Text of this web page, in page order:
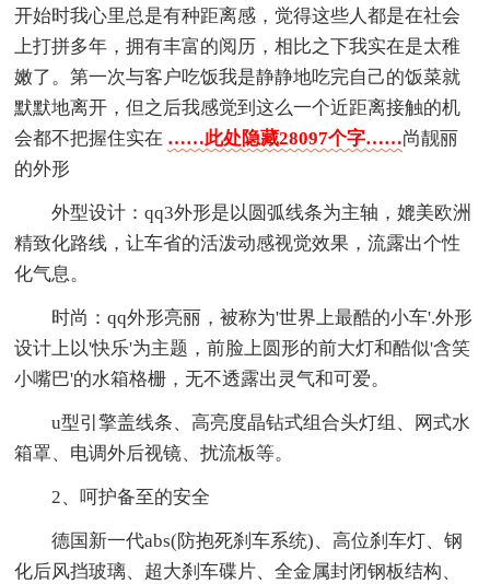
开始时我心里总是有种距离感，觉得这些人都是在社会
上打拼多年，拥有丰富的阅历，相比之下我实在是太稚
嫩了。第一次与客户吃饭我是静静地吃完自己的饭菜就
默默地离开，但之后我感觉到这么一个近距离接触的机
会都不把握住实在 ……此处隐藏28097个字……尚靓丽
的外形
外型设计：qq3外形是以圆弧线条为主轴，媲美欧洲
精致化路线，让车省的活泼动感视觉效果，流露出个性
化气息。
时尚：qq外形亮丽，被称为'世界上最酷的小车'.外形
设计上以'快乐'为主题，前脸上圆形的前大灯和酷似'含笑
小嘴巴'的水箱格栅，无不透露出灵气和可爱。
u型引擎盖线条、高亮度晶钻式组合头灯组、网式水
箱罩、电调外后视镜、扰流板等。
2、呵护备至的安全
德国新一代abs(防抱死刹车系统)、高位刹车灯、钢
化后风挡玻璃、超大刹车碟片、全金属封闭钢板结构、